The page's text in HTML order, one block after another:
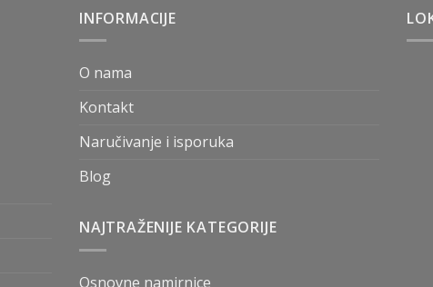
INFORMACIJE
O nama
Kontakt
Naručivanje i isporuka
Blog
NAJTRAŽENIJE KATEGORIJE
Osnovne namirnice